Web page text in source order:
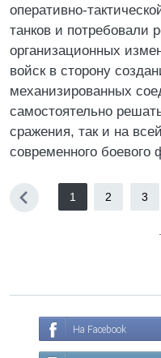
оперативно-
танков и потребовали
организационных
войск в сторону
механизированных
самостоятельно
сражения, так и на
современного боевого
1 2 3
На Facebook